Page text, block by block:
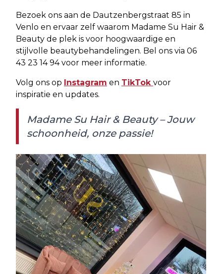
Bezoek ons aan de Dautzenbergstraat 85 in
Venlo en ervaar zelf waarom Madame Su Hair &
Beauty de plek is voor hoogwaardige en
stijlvolle beautybehandelingen. Bel ons via 06
43 23 14 94 voor meer informatie.
Volg ons op Instagram en TikTok voor
inspiratie en updates.
Madame Su Hair & Beauty – Jouw
schoonheid, onze passie!